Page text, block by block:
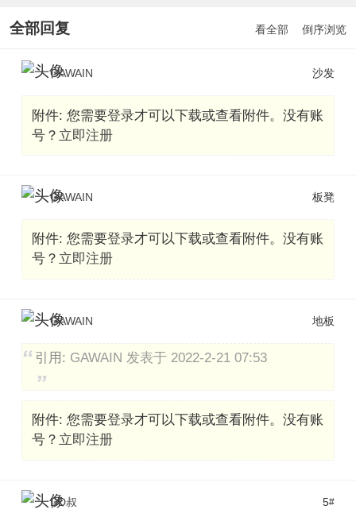
全部回复 看全部 倒序浏览
沙发
GAWAIN
附件: 您需要登录才可以下载或查看附件。没有账
号？ 立即注册
板凳
GAWAIN
附件: 您需要登录才可以下载或查看附件。没有账
号？ 立即注册
地板
GAWAIN
引用: GAWAIN 发表于 2022-2-21 07:53
附件: 您需要登录才可以下载或查看附件。没有账
号？ 立即注册
5#
DD叔